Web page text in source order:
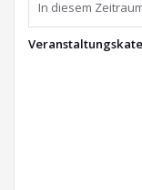
In diesem